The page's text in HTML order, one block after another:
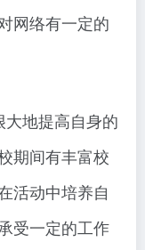
网络有一定的
大地提高自身的
期间有丰富校
活动中培养自
受一定的工作